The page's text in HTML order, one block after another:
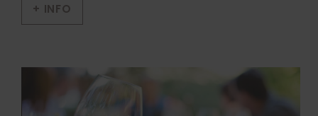
+ INFO